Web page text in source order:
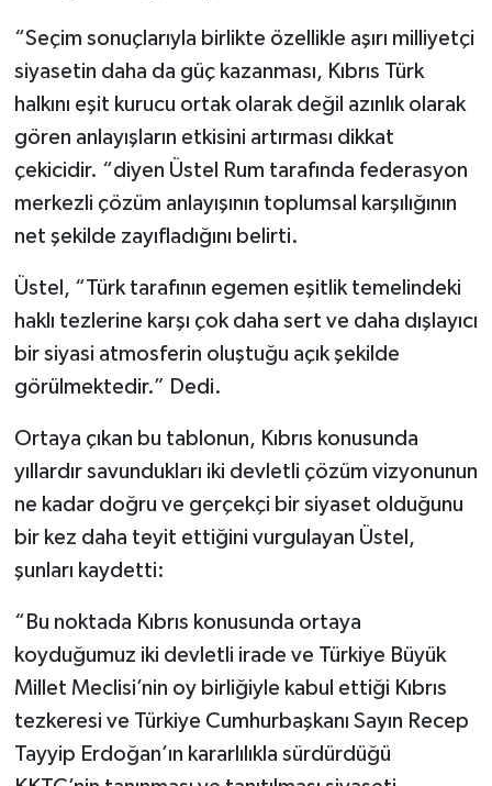
“Seçim sonuçlarıyla birlikte özellikle aşırı milliyetçi
siyasetin daha da güç kazanması, Kıbrıs Türk
halkını eşit kurucu ortak olarak değil azınlık olarak
gören anlayışların etkisini artırması dikkat
çekicidir. “diyen Üstel Rum tarafında federasyon
merkezli çözüm anlayışının toplumsal karşılığının
net şekilde zayıfladığını belirti.
Üstel, “Türk tarafının egemen eşitlik temelindeki
haklı tezlerine karşı çok daha sert ve daha dışlayıcı
bir siyasi atmosferin oluştuğu açık şekilde
görülmektedir.” Dedi.
Ortaya çıkan bu tablonun, Kıbrıs konusunda
yıllardır savundukları iki devletli çözüm vizyonunun
ne kadar doğru ve gerçekçi bir siyaset olduğunu
bir kez daha teyit ettiğini vurgulayan Üstel,
şunları kaydetti:
“Bu noktada Kıbrıs konusunda ortaya
koyduğumuz iki devletli irade ve Türkiye Büyük
Millet Meclisi’nin oy birliğiyle kabul ettiği Kıbrıs
tezkeresi ve Türkiye Cumhurbaşkanı Sayın Recep
Tayyip Erdoğan’ın kararlılıkla sürdürdüğü